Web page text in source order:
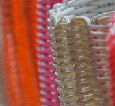
館内施設